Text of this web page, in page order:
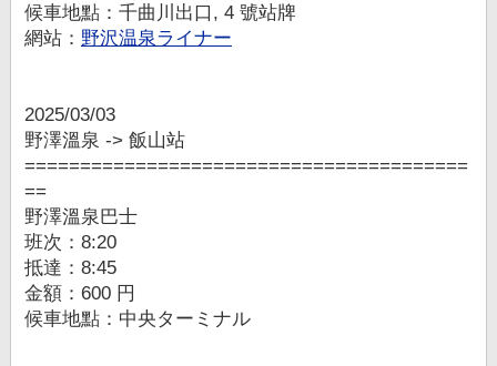
候車地點：千曲川出口, 4 號站牌
網站： 野沢温泉ライナー
2025/03/03
野澤溫泉 -> 飯山站
========================================
==
野澤溫泉巴士
班次：8:20
抵達：8:45
金額：600 円
候車地點：中央ターミナル